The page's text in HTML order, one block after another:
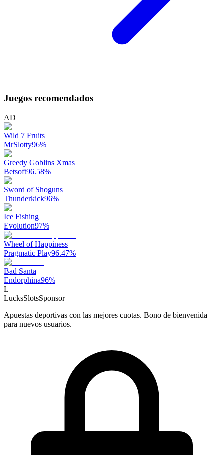
Juegos recomendados
AD
Wild 7 Fruits
MrSlotty96%
Greedy Goblins Xmas
Betsoft96.58%
Sword of Shoguns
Thunderkick96%
Ice Fishing
Evolution97%
Wheel of Happiness
Pragmatic Play96.47%
Bad Santa
Endorphina96%
L
LucksSlotsSponsor
Apuestas deportivas con las mejores cuotas. Bono de bienvenida
para nuevos usuarios.